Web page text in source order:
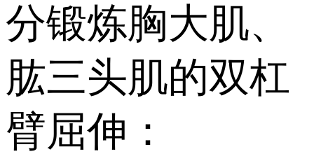
分锻炼胸大肌、
肱三头肌的双杠
臂屈伸：